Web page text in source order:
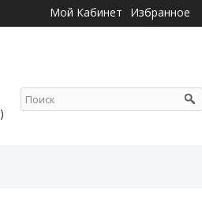
Мой Кабинет Избранное